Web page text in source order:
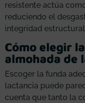
resistente actúa
reduciendo el
integridad
Cómo elegir
almohada de
Escoger la funda
lactancia puede
cuenta que tanto la